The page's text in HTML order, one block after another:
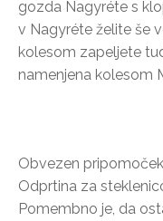
gozda Nagyréte s
v Nagyréte želite še
kolesom zapeljete
namenjena kolesom
Obvezen
Odprtina za
Pomembno je, da